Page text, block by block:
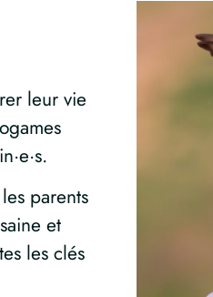
leur vie
parents
et
les clés